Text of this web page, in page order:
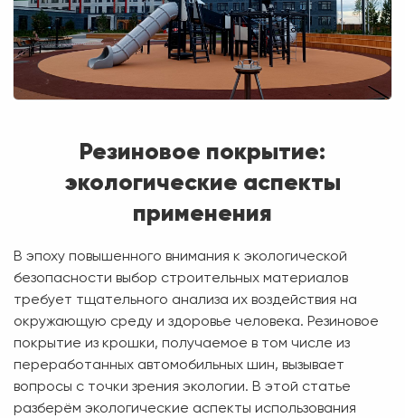
Резиновое покрытие:
экологические аспекты
применения
В эпоху повышенного внимания к экологической
безопасности выбор строительных материалов
требует тщательного анализа их воздействия на
окружающую среду и здоровье человека. Резиновое
покрытие из крошки, получаемое в том числе из
переработанных автомобильных шин, вызывает
вопросы с точки зрения экологии. В этой статье
разберём экологические аспекты использования